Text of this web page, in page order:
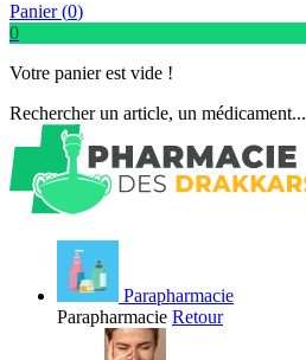
Panier (0)
0
Votre panier est vide !
Rechercher un article, un médicament...
Parapharmacie
Parapharmacie Retour